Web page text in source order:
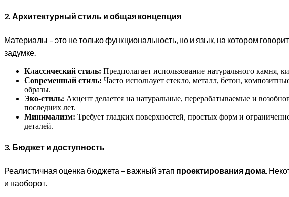
2. Архитектурный стиль и общая концепция
Материалы – это не только функциональность, но и язык, на котором
задумке.
Классический стиль: Предполагает использование натурального камня,
Современный стиль: Часто использует стекло, металл, бетон,
образы.
Эко-стиль: Акцент делается на натуральные, перерабатываемые и
последних лет.
Минимализм: Требует гладких поверхностей, простых форм и
деталей.
3. Бюджет и доступность
Реалистичная оценка бюджета – важный этап проектирования дома.
и наоборот.